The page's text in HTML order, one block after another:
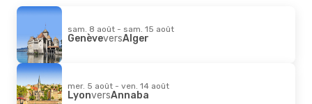
sam. 8 août - sam. 15 août
GenèveversAlger
mer. 5 août - ven. 14 août
LyonversAnnaba